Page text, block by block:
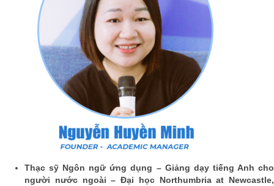
Thạc sỹ Ngôn ngữ ứng dụng – Giảng dạy tiếng Anh cho
người nước ngoài – Đại học Northumbria at Newcastle,